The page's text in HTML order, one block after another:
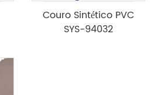
Couro Sintético PVC
SYS-94032